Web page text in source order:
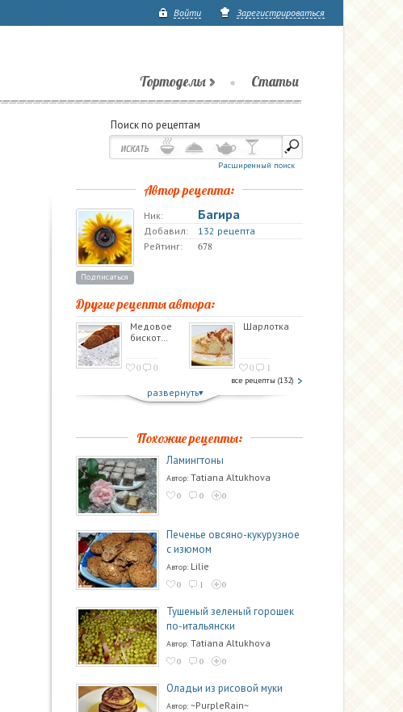
Войти Зарегистрироваться
Тортоделы Статьи
Поиск по рецептам
Расширенный поиск
Автор рецепта:
Подписаться
Ник: Багира
Добавил:
132 рецепта
Рейтинг:
678
Другие рецепты автора:
Медовое
бискот…
0 0
Шарлотка
0 1
все рецепты (132)
развернуть
Похожие рецепты:
Ламингтоны
Автор: Tatiana Altukhova
0 0 0
Печенье овсяно-кукурузное
с изюмом
Автор: Lilie
0 1 0
Тушеный зеленый горошек
по-итальянски
Автор: Tatiana Altukhova
0 0 0
Оладьи из рисовой муки
Автор: ~PurpleRain~